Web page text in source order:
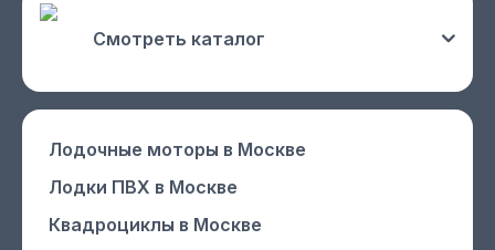
Смотреть каталог
Лодочные моторы в Москве
Лодки ПВХ в Москве
Квадроциклы в Москве